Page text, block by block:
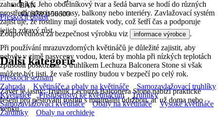
EAN
4008789156600
zahradníků. Jeho obdélníkový tvar a šedá barva se hodí do různých
prostředí, jako jsou terasy, balkony nebo interiéry. Zavlažovací systém
zajišťuje, že rostliny mají dostatek vody, což šetří čas a podporuje
jejich zdravý růst.
Při používání mrazuvzdorných květináčů je důležité zajistit, aby
nebyly v zimě nasyceny vodou, která by mohla při nízkých teplotách
způsobit poškození. S truhlíkem Lechuza Balconera Stone si však
můžete být jisti, že vaše rostliny budou v bezpečí po celý rok.
Závěr je jasný: Truhlík Lechuza Balconera Stone nabízí praktické
řešení pro pěstování rostlin s minimální údržbou, ať už doma nebo
venku.
Přeskočit oblast
Zodpovědnost za bezpečnost výrobku viz informace výrobce .
Další kategorie
Přeskočit seznam
Zahrada
Květináče a obaly na květináče
Samozavlažovací truhlíky
Květináče
Příslušenství ke květináčům
Truhlíky
Samozavlažovací květináče
Obaly na květináče
Vysoké květináče
Žardinky
Obaly na orchideje